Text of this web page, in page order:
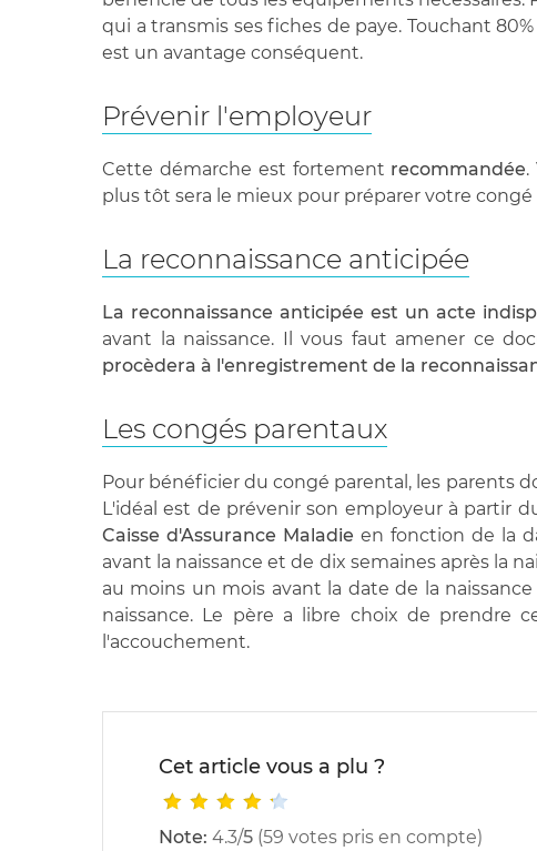
qui a transmis ses fiches de paye. Touchant
est un avantage conséquent.
Prévenir l'employeur
Cette démarche est fortement recommandée.
plus tôt sera le mieux pour préparer votre
La reconnaissance anticipée
La reconnaissance anticipée est un acte
avant la naissance. Il vous faut amener ce
procèdera à l'enregistrement de la
Les congés parentaux
Pour bénéficier du congé parental, les parents
L'idéal est de prévenir son employeur à partir
Caisse d'Assurance Maladie en fonction de la
avant la naissance et de dix semaines après la
au moins un mois avant la date de la
naissance. Le père a libre choix de prendre
l'accouchement.
Cet article vous a plu ?
Note: 4.3/5 (59 votes pris en compte)